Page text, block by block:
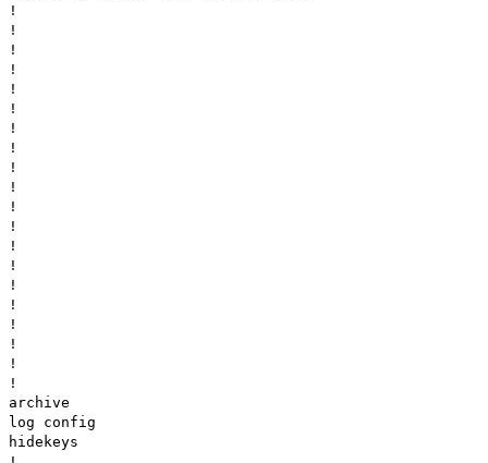
!
!
!
!
!
!
!
!
!
!
!
!
!
!
!
!
!
!
!
!
archive
log config
hidekeys